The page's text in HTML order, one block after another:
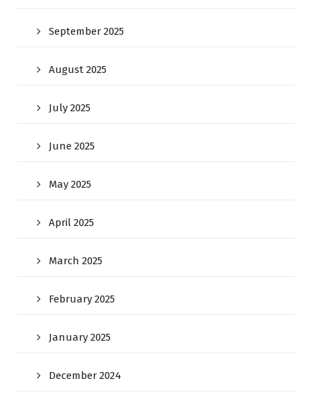
September 2025
August 2025
July 2025
June 2025
May 2025
April 2025
March 2025
February 2025
January 2025
December 2024